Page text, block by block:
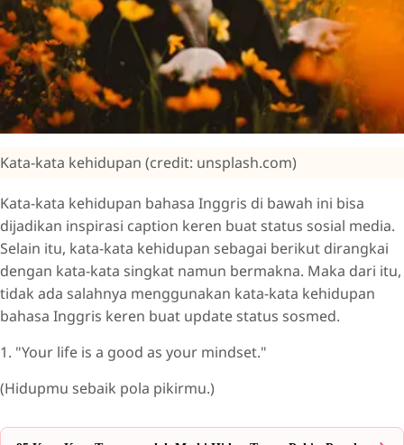
Kata-kata kehidupan (credit: unsplash.com)
Kata-kata kehidupan bahasa Inggris di bawah ini bisa
dijadikan inspirasi caption keren buat status sosial media.
Selain itu, kata-kata kehidupan sebagai berikut dirangkai
dengan kata-kata singkat namun bermakna. Maka dari itu,
tidak ada salahnya menggunakan kata-kata kehidupan
bahasa Inggris keren buat update status sosmed.
1. "Your life is a good as your mindset."
(Hidupmu sebaik pola pikirmu.)